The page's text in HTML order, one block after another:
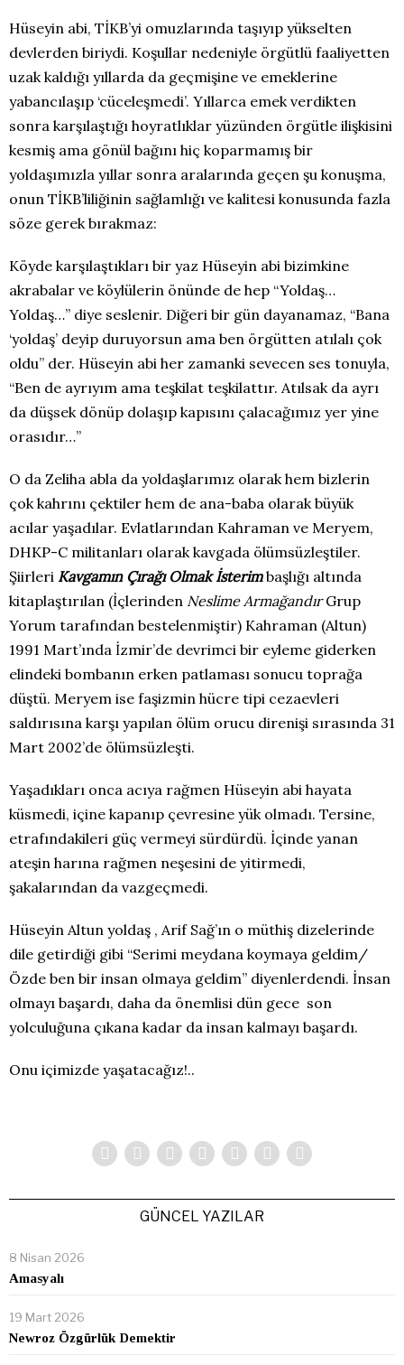
Hüseyin abi, TİKB’yi omuzlarında taşıyıp yükselten
devlerden biriydi. Koşullar nedeniyle örgütlü faaliyetten
uzak kaldığı yıllarda da geçmişine ve emeklerine
yabancılaşıp ‘cüceleşmedi’. Yıllarca emek verdikten
sonra karşılaştığı hoyratlıklar yüzünden örgütle ilişkisini
kesmiş ama gönül bağını hiç koparmamış bir
yoldaşımızla yıllar sonra aralarında geçen şu konuşma,
onun TİKB’liliğinin sağlamlığı ve kalitesi konusunda fazla
söze gerek bırakmaz:
Köyde karşılaştıkları bir yaz Hüseyin abi bizimkine
akrabalar ve köylülerin önünde de hep “Yoldaş…
Yoldaş…” diye seslenir. Diğeri bir gün dayanamaz, “Bana
‘yoldaş’ deyip duruyorsun ama ben örgütten atılalı çok
oldu” der. Hüseyin abi her zamanki sevecen ses tonuyla,
“Ben de ayrıyım ama teşkilat teşkilattır. Atılsak da ayrı
da düşsek dönüp dolaşıp kapısını çalacağımız yer yine
orasıdır…”
O da Zeliha abla da yoldaşlarımız olarak hem bizlerin
çok kahrını çektiler hem de ana-baba olarak büyük
acılar yaşadılar. Evlatlarından Kahraman ve Meryem,
DHKP-C militanları olarak kavgada ölümsüzleştiler.
Şiirleri Kavgamın Çırağı Olmak İsterimbaşlığı altında
kitaplaştırılan (İçlerinden Neslime ArmağandırGrup
Yorum tarafından bestelenmiştir) Kahraman (Altun)
1991 Mart’ında İzmir’de devrimci bir eyleme giderken
elindeki bombanın erken patlaması sonucu toprağa
düştü. Meryem ise faşizmin hücre tipi cezaevleri
saldırısına karşı yapılan ölüm orucu direnişi sırasında 31
Mart 2002’de ölümsüzleşti.
Yaşadıkları onca acıya rağmen Hüseyin abi hayata
küsmedi, içine kapanıp çevresine yük olmadı. Tersine,
etrafındakileri güç vermeyi sürdürdü. İçinde yanan
ateşin harına rağmen neşesini de yitirmedi,
şakalarından da vazgeçmedi.
Hüseyin Altun yoldaş , Arif Sağ’ın o müthiş dizelerinde
dile getirdiği gibi “Serimi meydana koymaya geldim/
Özde ben bir insan olmaya geldim” diyenlerdendi. İnsan
olmayı başardı, daha da önemlisi dün gece son
yolculuğuna çıkana kadar da insan kalmayı başardı.
Onu içimizde yaşatacağız!..
GÜNCEL YAZILAR
8 Nisan 2026
Amasyalı
19 Mart 2026
Newroz Özgürlük Demektir